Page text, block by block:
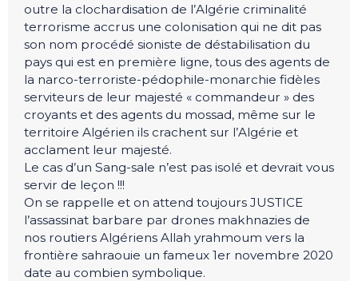
outre la clochardisation de l’Algérie criminalité
terrorisme accrus une colonisation qui ne dit pas
son nom procédé sioniste de déstabilisation du
pays qui est en première ligne, tous des agents de
la narco-terroriste-pédophile-monarchie fidèles
serviteurs de leur majesté « commandeur » des
croyants et des agents du mossad, même sur le
territoire Algérien ils crachent sur l’Algérie et
acclament leur majesté.
Le cas d’un Sang-sale n’est pas isolé et devrait vous
servir de leçon !!!
On se rappelle et on attend toujours JUSTICE
l’assassinat barbare par drones makhnazies de
nos routiers Algériens Allah yrahmoum vers la
frontière sahraouie un fameux 1er novembre 2020
date au combien symbolique.